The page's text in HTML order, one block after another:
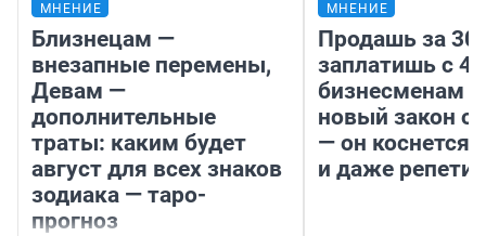
МНЕНИЕ
Близнецам —
внезапные перемены,
Девам —
дополнительные
траты: каким будет
август для всех знаков
зодиака — таро-
прогноз
МНЕНИЕ
Продашь за
заплатишь с
бизнесменам
новый закон о
— он коснется
и даже